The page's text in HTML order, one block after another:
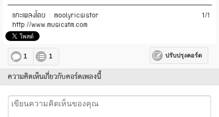
1 1 ปรับปรุงคอร์ด
ความคิดเห็นเกี่ยวกับคอร์ดเพลงนี้